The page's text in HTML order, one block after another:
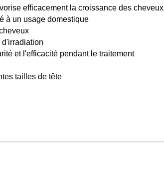
efficacement la croissance des cheveux
à un usage domestique
et l'efficacité pendant le traitement
tailles de tête